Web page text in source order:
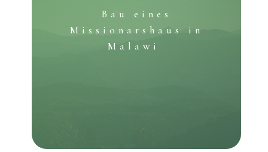
Bau eines
Missionarshaus in
Malawi